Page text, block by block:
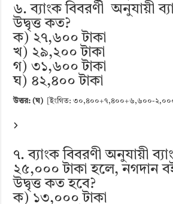
৬. ব্যাংক বিবরণী অনুযায়ী
উদ্বৃত্ত কত?
ক) ২৭,৬০০ টাকা
খ) ২৯,২০০ টাকা
গ) ৩১,৬০০ টাকা
ঘ) ৪২,৪০০ টাকা
উত্তর: (ঘ) [ইংগিত: ৩০,৪০০+৭,৪০০+৬,৬০০-
৭. ব্যাংক বিবরণী অনুযায়ী
২৫,০০০ টাকা হলে, নগদান
উদ্বৃত্ত কত হবে?
ক) ১৩,০০০ টাকা